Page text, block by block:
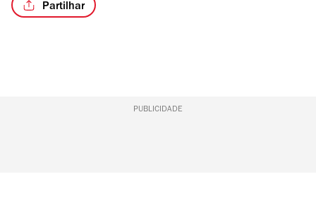
Partilhar
PUBLICIDADE